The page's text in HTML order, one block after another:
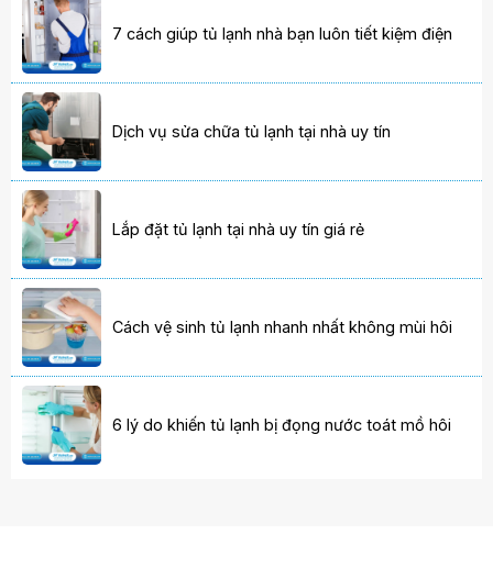
7 cách giúp tủ lạnh nhà bạn luôn tiết kiệm điện
Dịch vụ sửa chữa tủ lạnh tại nhà uy tín
Lắp đặt tủ lạnh tại nhà uy tín giá rẻ
Cách vệ sinh tủ lạnh nhanh nhất không mùi hôi
6 lý do khiến tủ lạnh bị đọng nước toát mồ hôi